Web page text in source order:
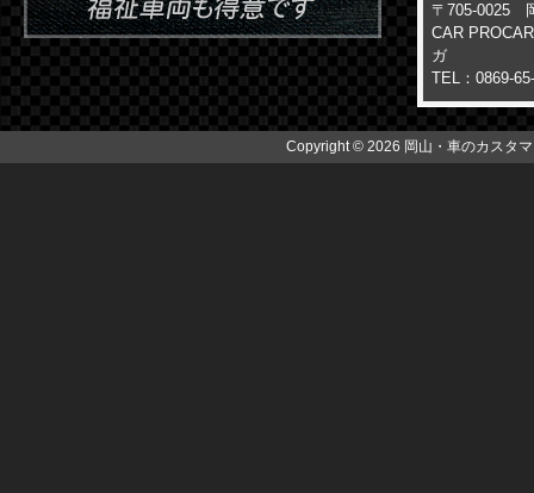
〒705-0025
CAR
ガ
TEL：0869-
Copyright © 2026 岡山・車のカスタ